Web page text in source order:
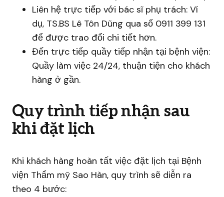
Liên hệ trực tiếp với bác sĩ phụ trách: Ví
dụ, TS.BS Lê Tôn Dũng qua số 0911 399 131
để được trao đổi chi tiết hơn.
Đến trực tiếp quầy tiếp nhận tại bệnh viện:
Quầy làm việc 24/24, thuận tiện cho khách
hàng ở gần.
Quy trình tiếp nhận sau
khi đặt lịch
Khi khách hàng hoàn tất việc đặt lịch tại Bệnh
viện Thẩm mỹ Sao Hàn, quy trình sẽ diễn ra
theo 4 bước: